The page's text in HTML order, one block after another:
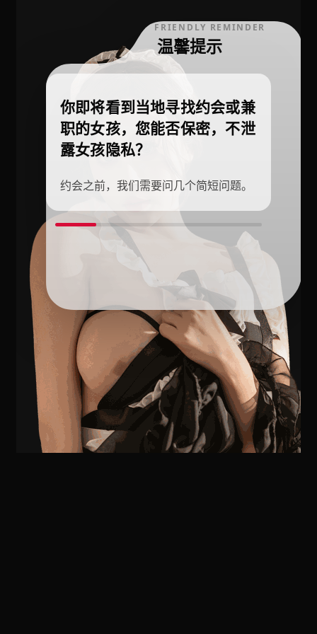
FRIENDLY REMINDER
温馨提示
你即将看到当地寻找约会或兼
职的女孩，您能否保密，不泄
露女孩隐私？
约会之前，我们需要问几个简短问题。